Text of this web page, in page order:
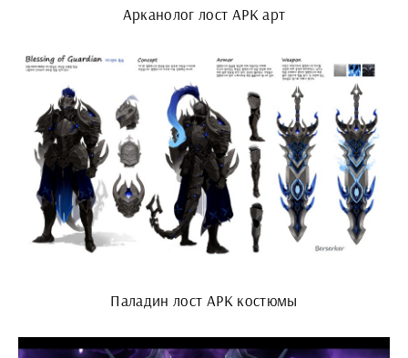
Арканолог лост АРК арт
Паладин лост АРК костюмы